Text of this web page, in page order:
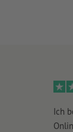
Ich